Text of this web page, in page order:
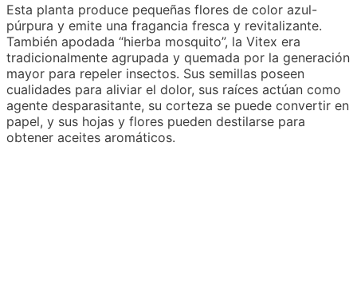
Esta planta produce pequeñas flores de color azul-
púrpura y emite una fragancia fresca y revitalizante.
También apodada “hierba mosquito”, la Vitex era
tradicionalmente agrupada y quemada por la generación
mayor para repeler insectos. Sus semillas poseen
cualidades para aliviar el dolor, sus raíces actúan como
agente desparasitante, su corteza se puede convertir en
papel, y sus hojas y flores pueden destilarse para
obtener aceites aromáticos.